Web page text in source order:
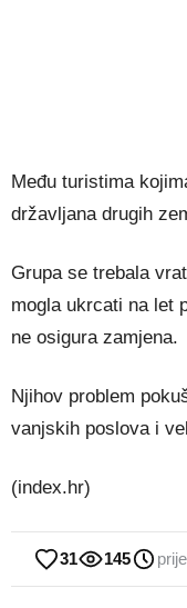
Među turistima
državljana drugih
Grupa se trebala
mogla ukrcati na let
ne osigura zamjena.
Njihov problem
vanjskih poslova i
(index.hr)
31 145